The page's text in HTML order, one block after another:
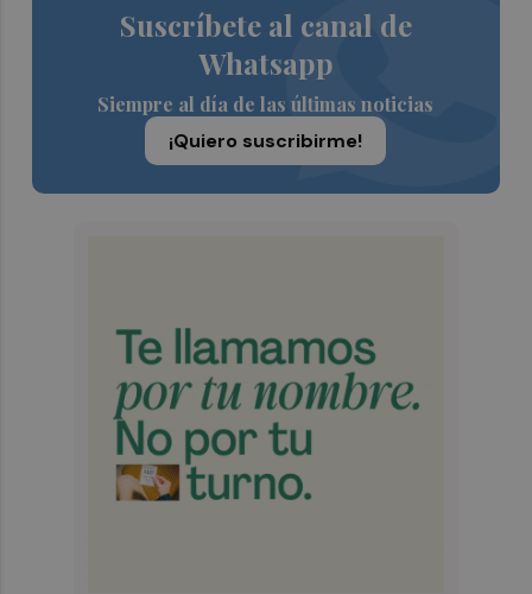
Suscríbete al canal de
Whatsapp
Siempre al día de las últimas noticias
¡Quiero suscribirme!